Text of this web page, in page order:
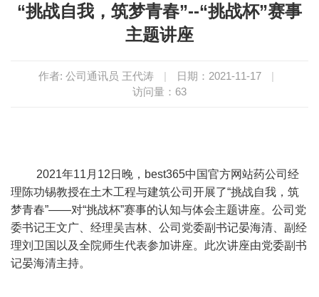
“挑战自我，筑梦青春”--“挑战杯”赛事
主题讲座
作者: 公司通讯员 王代涛 | 日期：2021-11-17
|
访问量： 63
2021年11 月 12 日晚，best365中国官方网站药公司经
理陈功锡教授在土木工程与建筑公司开展了“挑战自我，筑
梦青春”——对“挑战杯”赛事的认知与体会主题讲座。公司党
委书记王文广、经理吴吉林、公司党委副书记晏海清、副经
理刘卫国以及全院师生代表参加讲座。此次讲座由党委副书
记晏海清主持。